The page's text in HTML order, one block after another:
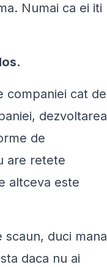
Numai ca ei iti
companiei cat de
dezvoltarea
de
are retete
altceva este
scaun, duci mana
daca nu ai